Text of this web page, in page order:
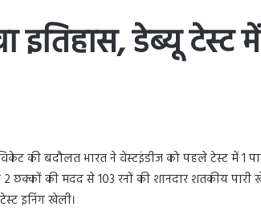
इतिहास, डेब्यू टेस्ट
की बदौलत भारत ने वेस्टइंडीज को पहले टेस्ट में 1
2 छक्कों की मदद से 103 रनों की शानदार शतकीय पारी
इनिंग खेली।